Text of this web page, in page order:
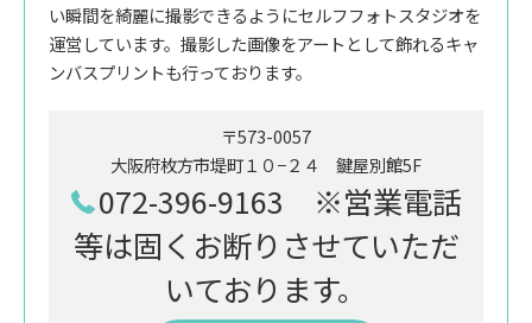
い瞬間を綺麗に撮影できるようにセルフフォトスタジオを
運営しています。撮影した画像をアートとして飾れるキャ
ンバスプリントも行っております。
〒573-0057
大阪府枚方市堤町１０−２４ 鍵屋別館5F
072-396-9163 ※営業電話
等は固くお断りさせていただ
いております。